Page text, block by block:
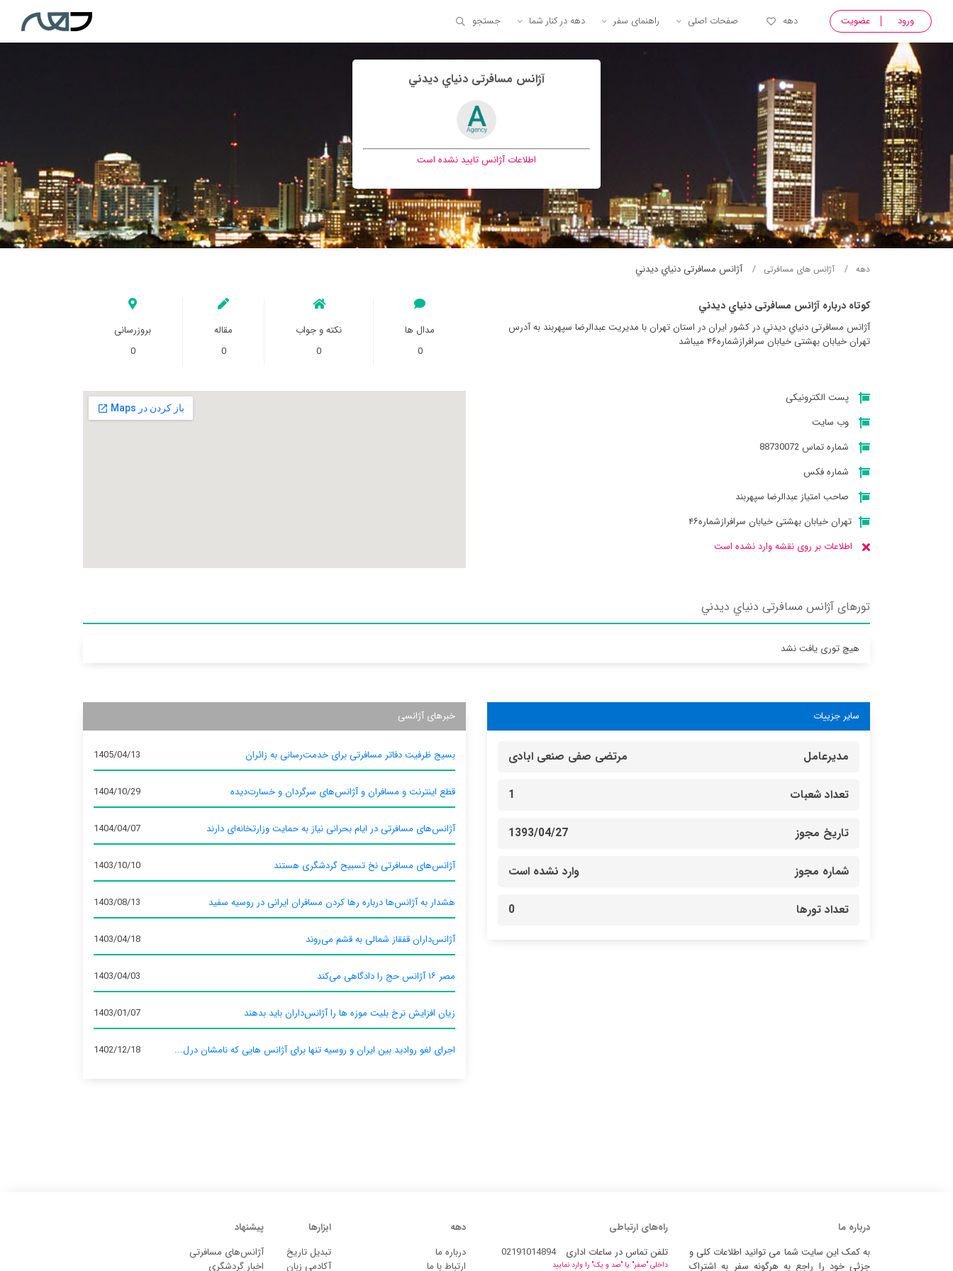
ورود عضویت دهه صفحات اصلی راهنمای سفر دهه در کنار شما جستجو
آژانس مسافرتی دنياي ديدني
اطلاعات آژانس تایید نشده است
دهه آژانس های مسافرتی آژانس مسافرتی دنياي ديدني
کوتاه درباره آژانس مسافرتی دنياي ديدني
آژانس مسافرتی دنياي ديدني در کشور ایران در استان تهران با مدیریت عبدالرضا سپهربند به آدرس
تهران خیابان بهشتی خیابان سرافرازشماره۴۶ میباشد
مدال ها
0
نکته و جواب
0
مقاله
0
بروزرسانی
0
پست الکترونیکی
وب سایت
شماره تماس 88730072
شماره فکس
صاحب امتیاز عبدالرضا سپهربند
تهران خیابان بهشتی خیابان سرافرازشماره۴۶
اطلاعات بر روی نقشه وارد نشده است
تورهای آژانس مسافرتی دنياي ديدني
هیچ توری یافت نشد
سایر جزییات
مدیرعامل مرتضی صفی صنعی ابادی
تعداد شعبات 1
تاریخ مجوز 1393/04/27
شماره مجوز وارد نشده است
تعداد تورها 0
خبرهای آژانسی
بسیج ظرفیت دفاتر مسافرتی برای خدمت‌رسانی به زائران 1405/04/13
قطع اینترنت و مسافران و آژانس‌های سرگردان و خسارت‌دیده 1404/10/29
آژانس‌های مسافرتی در ایام بحرانی نیاز به حمایت وزارتخانه‌ای دارند 1404/04/07
آژانس‌های مسافرتی نخ تسبیح گردشگری هستند 1403/10/10
هشدار به آژانس‌ها درباره رها کردن مسافران ایرانی در روسیه سفید 1403/08/13
آژانس‌داران قفقاز شمالی به قشم می‌روند 1403/04/18
مصر ۱۶ آژانس حج را دادگاهی می‌کند 1403/04/03
زیان افزایش نرخ بلیت موزه ها را آژانس‌داران باید بدهند 1403/01/07
اجرای لغو روادید بین ایران و روسیه تنها برای آژانس‌ هایی که نامشان درل... 1402/12/18
درباره ما
به کمک این سایت شما می توانید اطلاعات کلی و
جزئی خود را راجع به هرگونه سفر به اشتراک
راه‌های ارتباطی
تلفن تماس در ساعات اداری
02191014894
داخلی "صفر" یا "صد و یک" را وارد نمایید
دهه
درباره ما
ارتباط با ما
ابزارها
تبدیل تاریخ
آکادمی زبان
پیشنهاد
آژانس‌های مسافرتی
اخبار گردشگری